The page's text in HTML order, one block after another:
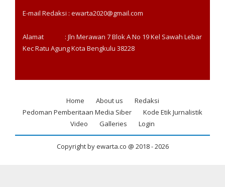
E-mail Redaksi : ewarta2020@gmail.com
Alamat : Jln Merawan 7 Blok A No 19 Kel Sawah Lebar
Kec Ratu Agung Kota Bengkulu 38228
Footer
Home About us
Redaksi
Pedoman Pemberitaan Media Siber
Kode Etik Jurnalistik
Video
Galleries Login
Copyright by ewarta.co @ 2018 -2026